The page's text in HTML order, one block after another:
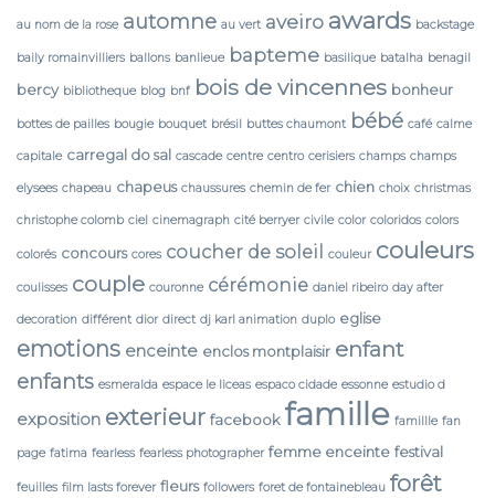
au nom de la rose automne au vert aveiro awards backstage
baily romainvilliers ballons banlieue bapteme basilique batalha benagil
bercy bibliotheque blog bnf bois de vincennes bonheur
bottes de pailles bougie bouquet brésil buttes chaumont bébé café calme
capitale carregal do sal cascade centre centro cerisiers champs champs
elysees chapeau chapeus chaussures chemin de fer chien choix christmas
christophe colomb ciel cinemagraph cité berryer civile color coloridos colors
colorés concours cores coucher de soleil couleur couleurs
coulisses couple couronne cérémonie daniel ribeiro day after
decoration différent dior direct dj karl animation duplo eglise
emotions enceinte enclos montplaisir enfant
enfants esmeralda espace le liceas espaco cidade essonne estudio d
exposition exterieur facebook famille famillle fan
page fatima fearless fearless photographer femme enceinte festival
feuilles film lasts forever fleurs followers foret de fontainebleau forêt